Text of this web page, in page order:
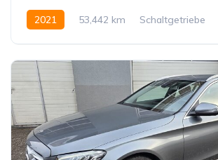
2021 53,442 km Schaltgetriebe